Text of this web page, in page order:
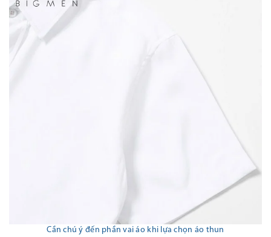
Cần chú ý đến phần vai áo khi lựa chọn áo thun